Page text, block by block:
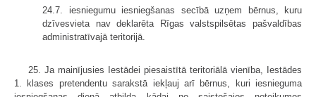
24.7. iesniegumu iesniegšanas secībā uzņem bērnus, kuru
dzīvesvieta nav deklarēta Rīgas valstspilsētas pašvaldības
administratīvajā teritorijā.
25. Ja mainījusies Iestādei piesaistītā teritoriālā vienība, Iestādes
1. klases pretendentu sarakstā iekļauj arī bērnus, kuri iesnieguma